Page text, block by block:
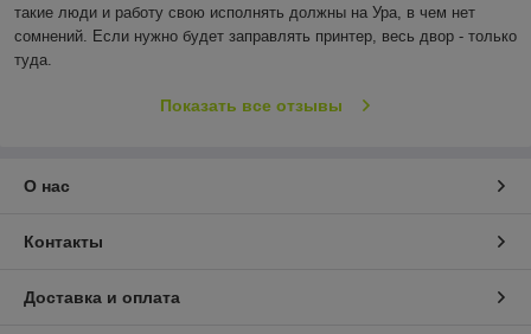
такие люди и работу свою исполнять должны на Ура, в чем нет
сомнений. Если нужно будет заправлять принтер, весь двор - только
туда.
Показать все отзывы
О нас
Контакты
Доставка и оплата